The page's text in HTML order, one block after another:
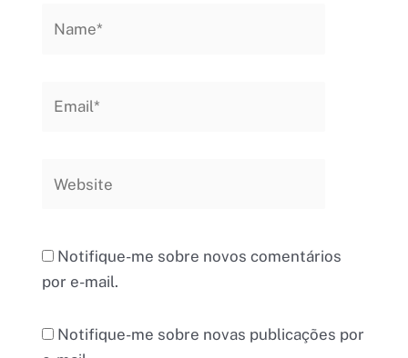
Notifique-me sobre novos comentários
por e-mail.
Notifique-me sobre novas publicações por